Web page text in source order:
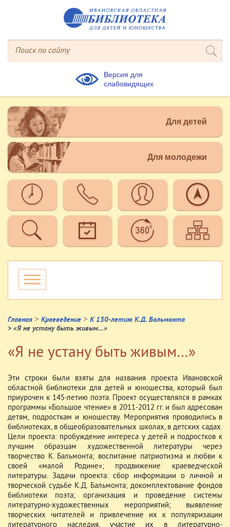
Версия для
слабовидящих
Для детей
Для молодежи
Главная > Краеведение > К 150-летию К.Д. Бальмонта
> «Я не устану быть живым…»
«Я не устану быть живым…»
Эти строки были взяты для названия проекта Ивановской
областной библиотеки для детей и юношества, который был
приурочен к 145-летию поэта. Проект осуществлялся в рамках
программы «Большое чтение» в 2011-2012 гг. и был адресован
детям, подросткам и юношеству. Мероприятия проводились в
библиотеках, в общеобразовательных школах, в детских садах.
Цели проекта: пробуждение интереса у детей и подростков к
лучшим образцам художественной литературы через
творчество К. Бальмонта; воспитание патриотизма и любви к
своей «малой Родине»; продвижение краеведческой
литературы. Задачи проекта: сбор информации о личной и
творческой судьбе К.Д. Бальмонта; докомплектование фондов
библиотеки поэта; организация и проведение системы
литературно-художественных мероприятий; выявление
творческих читателей и привлечение их к популяризации